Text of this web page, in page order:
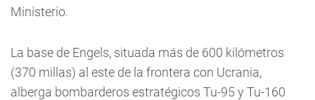
Ministerio.
La base de Engels, situada más de 600 kilómetros
(370 millas) al este de la frontera con Ucrania,
alberga bombarderos estratégicos Tu-95 y Tu-160